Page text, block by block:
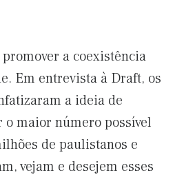
promover a coexistência
Em entrevista à Draft, os
a ideia de
o maior número possível
de paulistanos e
vejam e desejem esses